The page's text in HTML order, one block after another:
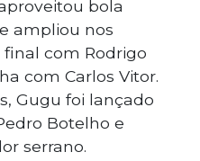
bola
ampliou nos
com Rodrigo
com Carlos Vitor.
Gugu foi lançado
Botelho e
serrano.